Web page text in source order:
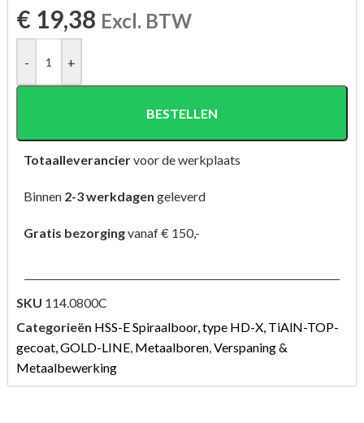
€ 19,38 Excl. BTW
- +
BESTELLEN
Totaalleveranciervoor de werkplaats
Binnen 2-3 werkdagen geleverd
Gratis bezorgingvanaf € 150,-
SKU 114.0800C
Categorieën HSS-E Spiraalboor, type HD-X, TiAlN-TOP-
gecoat, GOLD-LINE, Metaalboren,Verspaning &
Metaalbewerking